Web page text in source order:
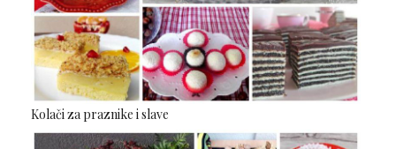
Kolači za praznike i slave